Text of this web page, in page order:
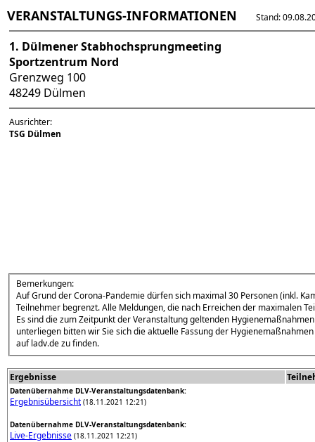
VERANSTALTUNGS-INFORMATIONEN Stand:
1. Dülmener Stabhochsprungmeeting
Sportzentrum Nord
Grenzweg 100
48249 Dülmen
Ausrichter:
TSG Dülmen
Bemerkungen:
Auf Grund der Corona-Pandemie dürfen sich maximal 30 Personen (inkl.
Teilnehmer begrenzt. Alle Meldungen, die nach Erreichen der maximalen
Es sind die zum Zeitpunkt der Veranstaltung geltenden
unterliegen bitten wir Sie sich die aktuelle Fassung der
auf ladv.de zu finden.
Ergebnisse
Datenübernahme DLV-Veranstaltungsdatenbank:
Ergebnisübersicht (18.11.2021 12:21)
Datenübernahme DLV-Veranstaltungsdatenbank:
Live-Ergebnisse (18.11.2021 12:21)